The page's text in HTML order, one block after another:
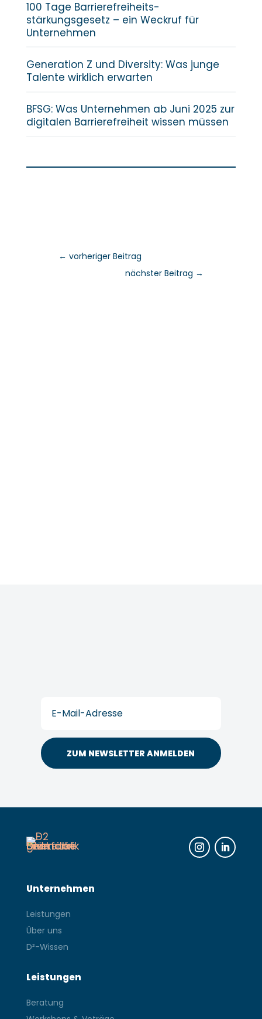
100 Tage Barrierefreiheits­
stärkungsgesetz – ein Weckruf für
Unternehmen
Generation Z und Diversity: Was junge
Talente wirklich erwarten
BFSG: Was Unternehmen ab Juni 2025 zur
digitalen Barrierefreiheit wissen müssen
← vorheriger Beitrag
nächster Beitrag →
Mail
Unternehmen
Leistungen
Über uns
D²-Wissen
Leistungen
Beratung